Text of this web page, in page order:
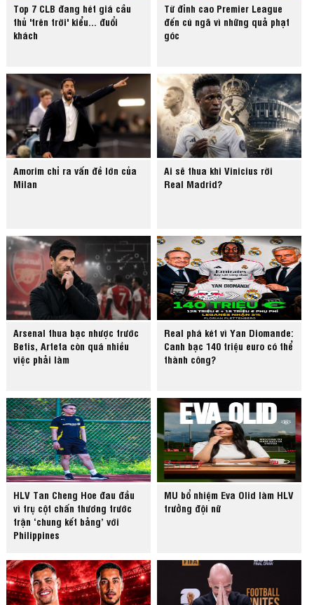
Top 7 CLB đang hét giá cầu
thủ 'trên trời' kiểu... đuổi
khách
Từ đỉnh cao Premier League
đến cú ngã vì những quả phạt
góc
Amorim chỉ ra vấn đề lớn của
Milan
Ai sẽ thua khi Vinicius rời
Real Madrid?
Arsenal thua bạc nhược trước
Betis, Arteta còn quá nhiều
việc phải làm
Real phá két vì Yan Diomande:
Canh bạc 140 triệu euro có thể
thành công?
HLV Tan Cheng Hoe đau đầu
vì trụ cột chấn thương trước
trận ‘chung kết bảng’ với
Philippines
MU bổ nhiệm Eva Olid làm HLV
trưởng đội nữ